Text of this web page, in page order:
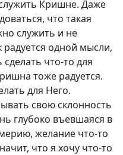
Кришне. Даже
что такая
служить и не
радуется одной мысли,
что-то для
тоже радуется.
для Него.
свою склонность
глубоко въевшаяся в
желание что-то
что я хочу что-то